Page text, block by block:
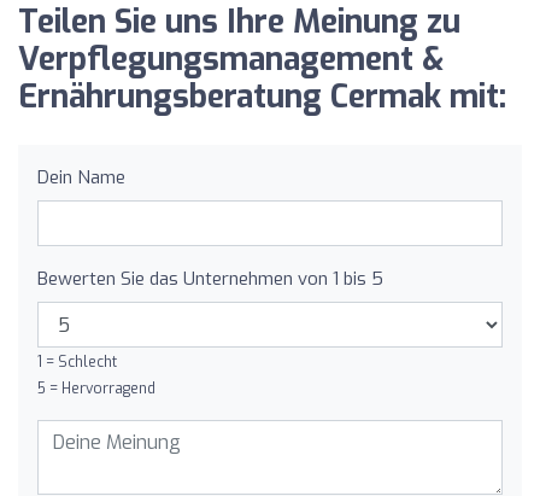
Teilen Sie uns Ihre Meinung zu
Verpflegungsmanagement &
Ernährungsberatung Cermak mit:
Dein Name
Bewerten Sie das Unternehmen von 1 bis 5
1 = Schlecht
5 = Hervorragend